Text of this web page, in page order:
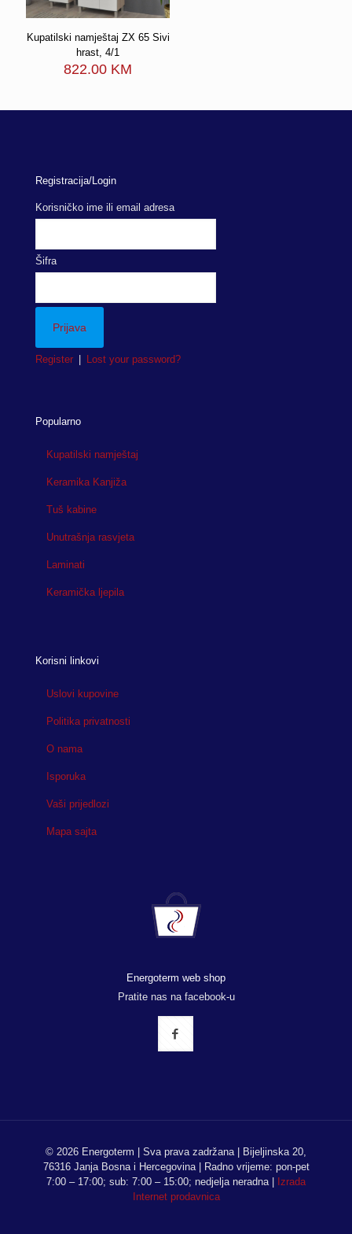
Kupatilski namještaj ZX 65 Sivi
hrast, 4/1
822.00 KM
Registracija/Login
Korisničko ime ili email adresa
Šifra
Register Lost your password?
Popularno
Kupatilski namještaj
Keramika Kanjiža
Tuš kabine
Unutrašnja rasvjeta
Laminati
Keramička ljepila
Korisni linkovi
Uslovi kupovine
Politika privatnosti
O nama
Isporuka
Vaši prijedlozi
Mapa sajta
Energoterm web shop
Pratite nas na facebook-u
© 2026 Energoterm | Sva prava zadržana | Bijeljinska 20,
76316 Janja Bosna i Hercegovina | Radno vrijeme: pon-pet
7:00 – 17:00; sub: 7:00 – 15:00; nedjelja neradna |
Izrada
Internet prodavnica